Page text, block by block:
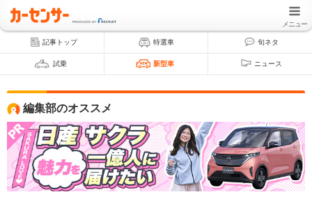
メニュー
記事トップ 特選車 旬ネタ
試乗 新型車 ニュース
編集部のオススメ